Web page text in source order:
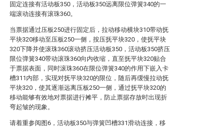
固定连接有活动板350，活动板350远离限位弹簧340的一
端滚动连接有滚珠360。
当票据通过压板250进行固定后，拉动移动横块310带动抚
平块320移动至压板250一侧，按压抚平块320，使抚平块
320下降并使滚珠360滚动挤压活动板350，活动板350挤压
限位弹簧340带动滚珠360向内收缩，直至抚平块320贴合
于票据表面，同时滚珠360在限位弹簧340的作用下嵌入卡
槽311内部，实现对抚平块320的限位，随后再缓慢拉动抚
平块320，使其逐渐远离压板250一侧，通过抚平块320的
移动能够有效地对票据进行摊平，防止票据存放时出现折
弯起皱的现象。
请着重参阅图6，活动板350与弹簧凹槽331滑动连接，移